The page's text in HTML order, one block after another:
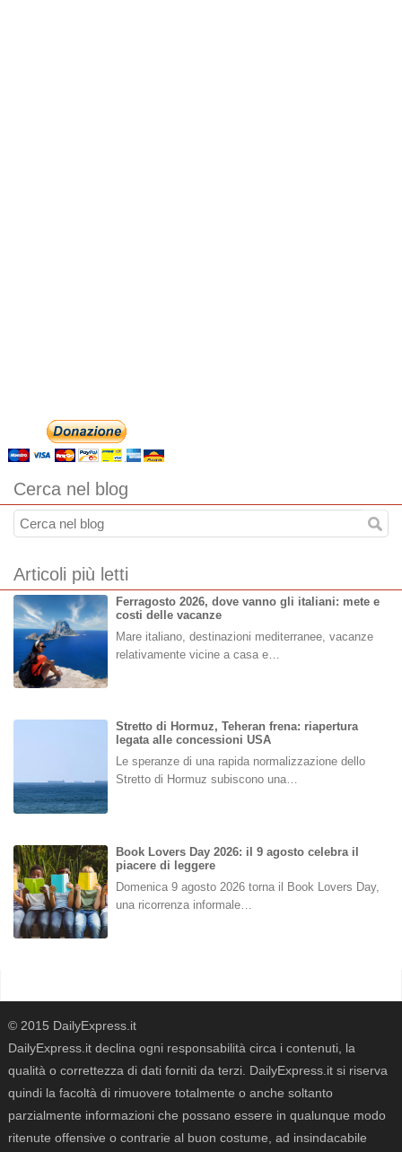
Cerca nel blog
Articoli più letti
Ferragosto 2026, dove vanno gli italiani: mete e
costi delle vacanze
Mare italiano, destinazioni mediterranee, vacanze
relativamente vicine a casa e…
Stretto di Hormuz, Teheran frena: riapertura
legata alle concessioni USA
Le speranze di una rapida normalizzazione dello
Stretto di Hormuz subiscono una…
Book Lovers Day 2026: il 9 agosto celebra il
piacere di leggere
Domenica 9 agosto 2026 torna il Book Lovers Day,
una ricorrenza informale…
© 2015 DailyExpress.it
DailyExpress.it declina ogni responsabilità circa i contenuti, la
qualità o correttezza di dati forniti da terzi. DailyExpress.it si riserva
quindi la facoltà di rimuovere totalmente o anche soltanto
parzialmente informazioni che possano essere in qualunque modo
ritenute offensive o contrarie al buon costume, ad insindacabile